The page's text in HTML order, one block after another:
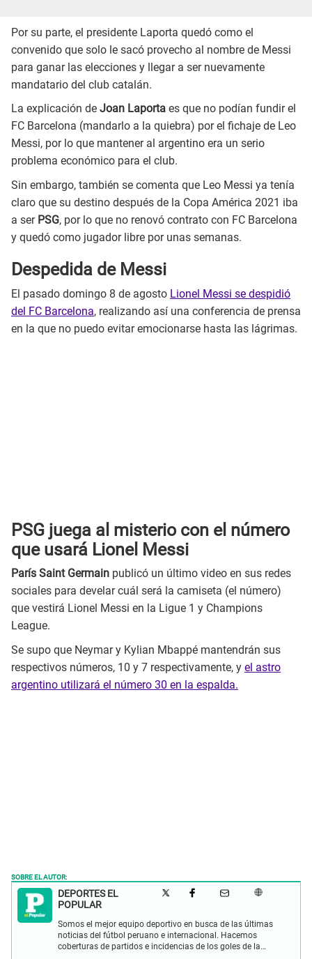
Por su parte, el presidente Laporta quedó como el
convenido que solo le sacó provecho al nombre de Messi
para ganar las elecciones y llegar a ser nuevamente
mandatario del club catalán.
La explicación de Joan Laporta es que no podían fundir el
FC Barcelona (mandarlo a la quiebra) por el fichaje de Leo
Messi, por lo que mantener al argentino era un serio
problema económico para el club.
Sin embargo, también se comenta que Leo Messi ya tenía
claro que su destino después de la Copa América 2021 iba
a ser PSG, por lo que no renovó contrato con FC Barcelona
y quedó como jugador libre por unas semanas.
Despedida de Messi
El pasado domingo 8 de agosto Lionel Messi se despidió
del FC Barcelona, realizando así una conferencia de prensa
en la que no puedo evitar emocionarse hasta las lágrimas.
PSG juega al misterio con el número
que usará Lionel Messi
París Saint Germain publicó un último video en sus redes
sociales para develar cuál será la camiseta (el número)
que vestirá Lionel Messi en la Ligue 1 y Champions
League.
Se supo que Neymar y Kylian Mbappé mantendrán sus
respectivos números, 10 y 7 respectivamente, y el astro
argentino utilizará el número 30 en la espalda.
SOBRE EL AUTOR:
DEPORTES EL
POPULAR
Somos el mejor equipo deportivo en busca de las últimas
noticias del fútbol peruano e internacional. Hacemos
coberturas de partidos e incidencias de los goles de la